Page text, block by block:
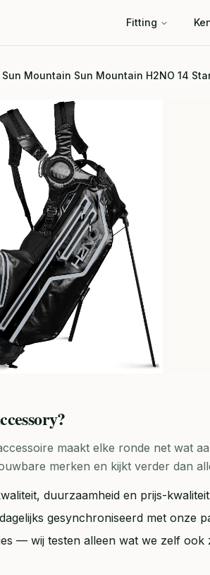
Fitting
Sun Mountain Sun Mountain H2NO 14
?
maakt elke ronde net wat
merken en kijkt verder dan
duurzaamheid en prijs-kwaliteit
gesynchroniseerd met onze
— wij testen alleen wat we zelf ook